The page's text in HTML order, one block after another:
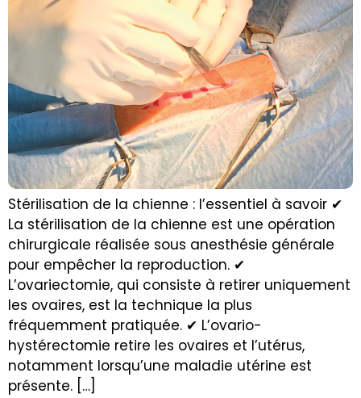
Stérilisation de la chienne : l’essentiel à savoir ✔
La stérilisation de la chienne est une opération
chirurgicale réalisée sous anesthésie générale
pour empêcher la reproduction. ✔
L’ovariectomie, qui consiste à retirer uniquement
les ovaires, est la technique la plus
fréquemment pratiquée. ✔ L’ovario-
hystérectomie retire les ovaires et l’utérus,
notamment lorsqu’une maladie utérine est
présente. […]